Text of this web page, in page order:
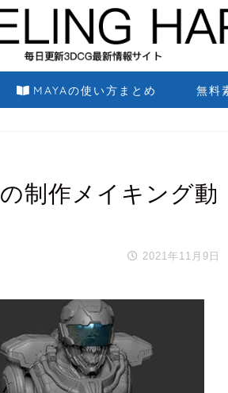
MAYAの使い方まとめ 無料
制作メイキング動
2021年11月9日